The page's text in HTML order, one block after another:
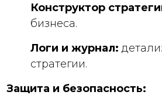
Конструктор
бизнеса.
Логи и журнал:
стратегии.
Защита и безопасность: